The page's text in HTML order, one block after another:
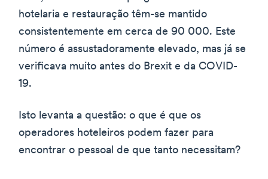
hotelaria e restauração têm-se mantido
consistentemente em cerca de 90 000. Este
número é assustadoramente elevado, mas já se
verificava muito antes do Brexit e da COVID-
19.
Isto levanta a questão: o que é que os
operadores hoteleiros podem fazer para
encontrar o pessoal de que tanto necessitam?